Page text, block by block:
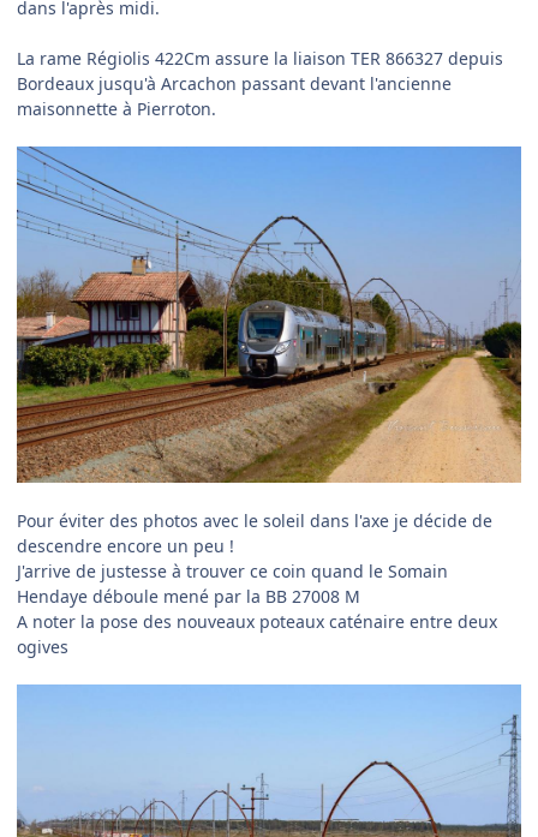
dans l'après midi.
La rame Régiolis 422Cm assure la liaison TER 866327 depuis
Bordeaux jusqu'à Arcachon passant devant l'ancienne
maisonnette à Pierroton.
Pour éviter des photos avec le soleil dans l'axe je décide de
descendre encore un peu !
J'arrive de justesse à trouver ce coin quand le Somain
Hendaye déboule mené par la BB 27008 M
A noter la pose des nouveaux poteaux caténaire entre deux
ogives